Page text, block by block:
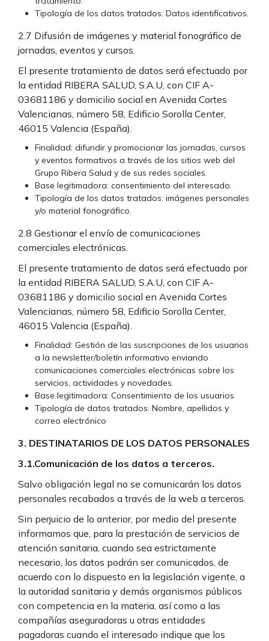
Tipología de los datos tratados: Datos identificativos.
2.7 Difusión de imágenes y material fonográfico de
jornadas, eventos y cursos.
El presente tratamiento de datos será efectuado por
la entidad RIBERA SALUD, S.A.U, con CIF A-
03681186 y domicilio social en Avenida Cortes
Valencianas, número 58, Edificio Sorolla Center,
46015 Valencia (España).
Finalidad: difundir y promocionar las jornadas, cursos
y eventos formativos a través de los sitios web del
Grupo Ribera Salud y de sus redes sociales.
Base legitimadora: consentimiento del interesado.
Tipología de los datos tratados: imágenes personales
y/o material fonográfico.
2.8 Gestionar el envío de comunicaciones
comerciales electrónicas.
El presente tratamiento de datos será efectuado por
la entidad RIBERA SALUD, S.A.U, con CIF A-
03681186 y domicilio social en Avenida Cortes
Valencianas, número 58, Edificio Sorolla Center,
46015 Valencia (España).
Finalidad: Gestión de las suscripciones de los usuarios
a la newsletter/boletín informativo enviando
comunicaciones comerciales electrónicas sobre los
servicios, actividades y novedades.
Base legitimadora: Consentimiento de los usuarios
Tipología de datos tratados: Nombre, apellidos y
correo electrónico
3. DESTINATARIOS DE LOS DATOS PERSONALES
3.1.Comunicación de los datos a terceros.
Salvo obligación legal no se comunicarán los datos
personales recabados a través de la web a terceros.
Sin perjuicio de lo anterior, por medio del presente
informamos que, para la prestación de servicios de
atención sanitaria, cuando sea estrictamente
necesario, los datos podrán ser comunicados, de
acuerdo con lo dispuesto en la legislación vigente, a
la autoridad sanitaria y demás organismos públicos
con competencia en la materia, así como a las
compañías aseguradoras u otras entidades
pagadoras cuando el interesado indique que los